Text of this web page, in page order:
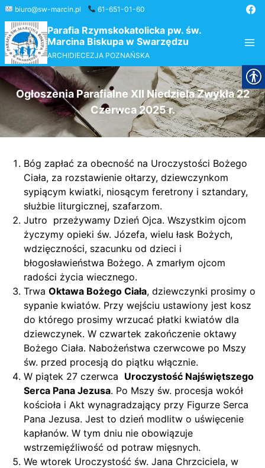
Przejdź
do
treści
biuro@sw-marcin.pl 61-651-01-60
Parafia Rzymskokatolicka pw. św.
Marcina Biskupa w Swarzędzu
ARCHIDIECEZJA POZNAŃSKA
Ogłoszenia Parafialne XII Niedziela Zwykła 22
Czerwca 2025 r.
Bóg zapłać za obecność na Uroczystości Bożego
Ciała, za rozstawienie ołtarzy, dziewczynkom
sypiącym kwiatki, niosącym feretrony i sztandary,
służbie liturgicznej, szafarzom.
Jutro przeżywamy Dzień Ojca. Wszystkim ojcom
życzymy opieki św. Józefa, wielu łask Bożych,
wdzięczności, szacunku od dzieci i
błogosławieństwa Bożego. A zmarłym ojcom
radości życia wiecznego.
Trwa Oktawa Bożego Ciała, dziewczynki prosimy o
sypanie kwiatów. Przy wejściu ustawiony jest kosz
do którego prosimy wrzucać płatki kwiatów dla
dziewczynek. W czwartek zakończenie oktawy
Bożego Ciała. Nabożeństwa czerwcowe po Mszy
św. przed procesją do piątku włącznie.
W piątek 27 czerwca Uroczystość Najświętszego
Serca Pana Jezusa. Po Mszy św. procesja wokół
kościoła i Akt wynagradzający przy Figurze Serca
Pana Jezusa. Jest to dzień modlitw o uświęcenie
kapłanów. W tym dniu nie obowiązuje
wstrzemięźliwość od potraw mięsnych.
We wtorek Uroczystość św. Jana Chrzciciela, w